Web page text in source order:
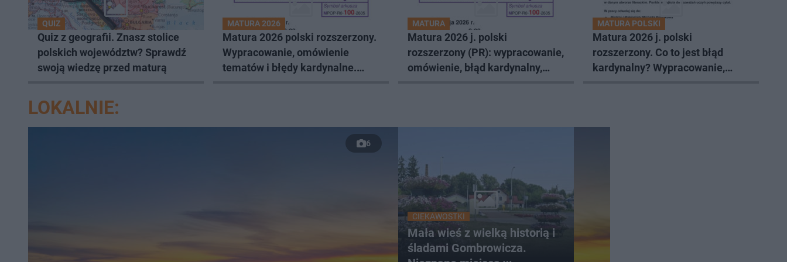
QUIZ
Quiz z geografii. Znasz stolice
polskich województw? Sprawdź
swoją wiedzę przed maturą
MATURA 2026
Matura 2026 polski rozszerzony.
Wypracowanie, omówienie
tematów i błędy kardynalne.
MATURA
Matura 2026 j. polski
rozszerzony (PR): wypracowanie,
omówienie, błąd kardynalny,
MATURA POLSKI
Matura 2026 j. polski
rozszerzony. Co to jest błąd
kardynalny? Wypracowanie,
LOKALNIE:
6
CIEKAWOSTKI
Mała wieś z wielką historią i
śladami Gombrowicza.